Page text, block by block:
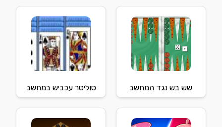
שש בש נגד המחשב סוליטר עכביש במחשב